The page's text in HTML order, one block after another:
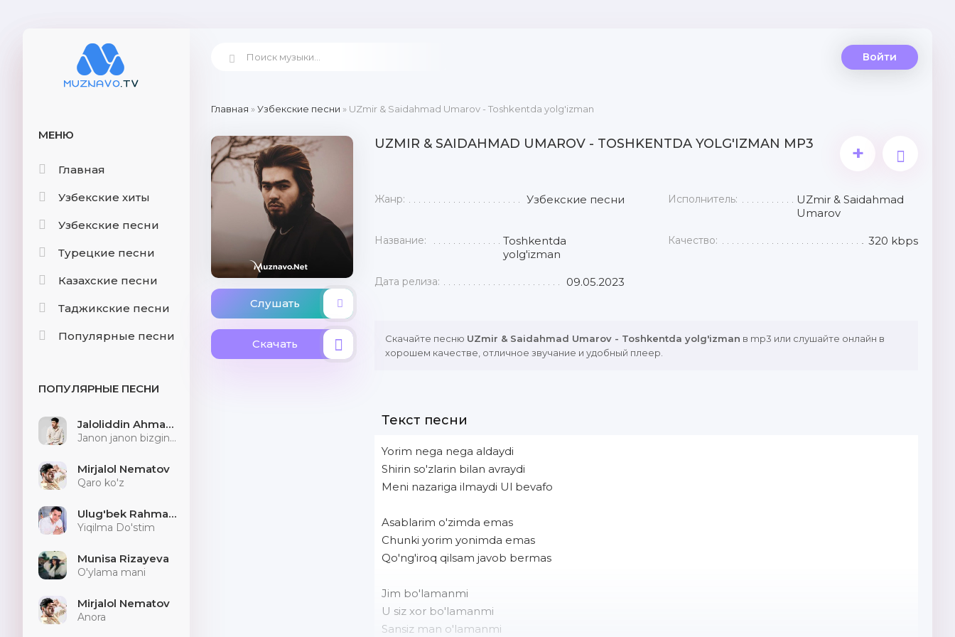
МЕНЮ
Главная
Узбекские хиты
Узбекские песни
Турецкие песни
Казахские песни
Таджикские песни
Популярные песни
ПОПУЛЯРНЫЕ ПЕСНИ
Jaloliddin Ahmadaliyev
Janon janon bizginani sog'indilarmu
Mirjalol Nematov
Qaro ko'z
Ulug'bek Rahmatullayev
Yiqilma Do'stim
Munisa Rizayeva
O'ylama mani
Mirjalol Nematov
Anora
Войти
Главная »Узбекские песни » UZmir & Saidahmad Umarov - Toshkentda yolg'izman
Слушать
Скачать
UZMIR & SAIDAHMAD UMAROV - TOSHKENTDA YOLG'IZMAN MP3 +
Жанр: Узбекские песни Исполнитель:
UZmir & Saidahmad
Umarov
Название:
Toshkentda
yolg'izman
Качество: 320 kbps
Дата релиза: 09.05.2023
Скачайте песню UZmir & Saidahmad Umarov - Toshkentda yolg'izman в mp3 или слушайте онлайн в
хорошем качестве, отличное звучание и удобный плеер.
Текст песни
Yorim nega nega aldaydi
Shirin so'zlarin bilan avraydi
Meni nazariga ilmaydi Ul bevafo
Asablarim o'zimda emas
Chunki yorim yonimda emas
Qo'ng'iroq qilsam javob bermas
Jim bo'lamanmi
U siz xor bo'lamanmi
Sansiz man o'lamanmi